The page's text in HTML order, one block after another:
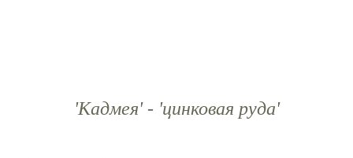
'Кадмея' - 'цинковая руда'